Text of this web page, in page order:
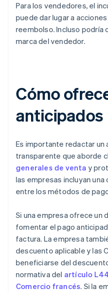
Para los vendedores, el
puede dar lugar a
reembolso. Incluso podría
marca del vendedor.
Cómo
anticipados
Es importante redactar un
transparente que aborde
generales de venta y
las empresas incluyan
entre los métodos de
Si una empresa ofrece un
fomentar el pago
factura. La empresa
descuento aplicable y las
beneficiarse del
normativa del artículo
Comercio francés. Si la